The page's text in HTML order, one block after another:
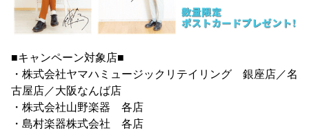
■キャンペーン対象店■
・株式会社ヤマハミュージックリテイリング 銀座店／名
古屋店／大阪なんば店
・株式会社山野楽器 各店
・島村楽器株式会社 各店